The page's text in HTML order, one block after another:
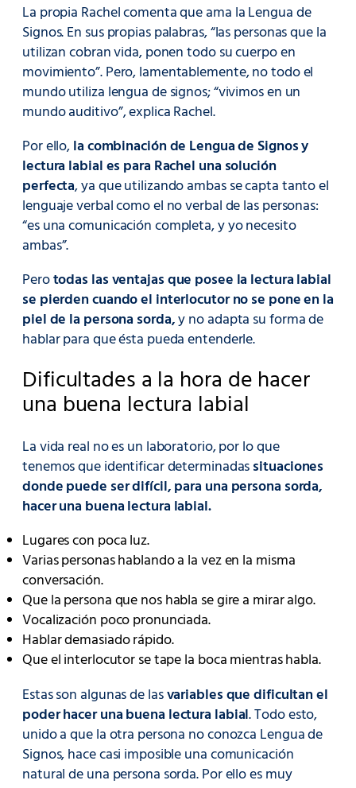
La propia Rachel comenta que ama la Lengua de
Signos. En sus propias palabras, “las personas que la
utilizan cobran vida, ponen todo su cuerpo en
movimiento”. Pero, lamentablemente, no todo el
mundo utiliza lengua de signos; “vivimos en un
mundo auditivo”, explica Rachel.
Por ello,la combinación de Lengua de Signos y
lectura labial es para Rachel una solución
perfecta, ya que utilizando ambas se capta tanto el
lenguaje verbal como el no verbal de las personas:
“es una comunicación completa, y yo necesito
ambas”.
Perotodas las ventajas que posee la lectura labial
se pierden cuando el interlocutor no se pone en la
piel de la persona sorda,y no adapta su forma de
hablar para que ésta pueda entenderle.
Dificultades a la hora de hacer
una buena lectura labial
La vida real no es un laboratorio, por lo que
tenemos que identificar determinadassituaciones
donde puede ser difícil, para una persona sorda,
hacer una buena lectura labial.
Lugares con poca luz.
Varias personas hablando a la vez en la misma
conversación.
Que la persona que nos habla se gire a mirar algo.
Vocalización poco pronunciada.
Hablar demasiado rápido.
Que el interlocutor se tape la boca mientras habla.
Estas son algunas de lasvariables que dificultan el
poder hacer una buena lectura labial. Todo esto,
unido a que la otra persona no conozca Lengua de
Signos, hace casi imposible una comunicación
natural de una persona sorda. Por ello es muy